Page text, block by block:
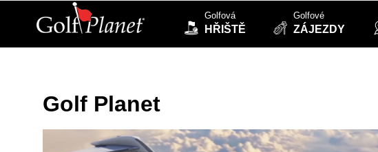
Golfová
HŘIŠTĚ
Golfové
ZÁJEZDY
Golf Planet